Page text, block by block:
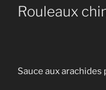
Rouleaux
Sauce aux arachides